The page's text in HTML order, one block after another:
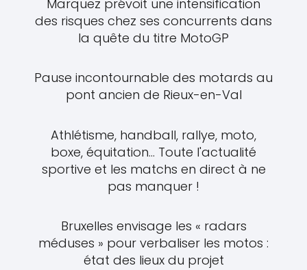
Marquez prévoit une intensification
des risques chez ses concurrents dans
la quête du titre MotoGP
Pause incontournable des motards au
pont ancien de Rieux-en-Val
Athlétisme, handball, rallye, moto,
boxe, équitation... Toute l'actualité
sportive et les matchs en direct à ne
pas manquer !
Bruxelles envisage les « radars
méduses » pour verbaliser les motos :
état des lieux du projet